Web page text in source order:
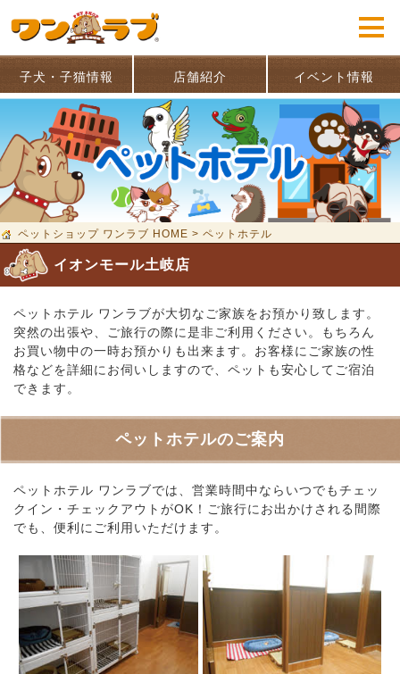
子犬・子猫情報 店舗紹介 イベント情報
ペットショップ ワンラブ HOME > ペットホテル
イオンモール土岐店
ペットホテル ワンラブが大切なご家族をお預かり致します。
突然の出張や、ご旅行の際に是非ご利用ください。もちろん
お買い物中の一時お預かりも出来ます。お客様にご家族の性
格などを詳細にお伺いしますので、ペットも安心してご宿泊
できます。
ペットホテルのご案内
ペットホテル ワンラブでは、営業時間中ならいつでもチェッ
クイン・チェックアウトがOK！ご旅行にお出かけされる間際
でも、便利にご利用いただけます。